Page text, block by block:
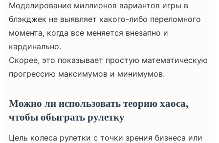
Моделирование миллионов вариантов игры в
блэкджек не выявляет какого-либо переломного
момента, когда все меняется внезапно и
кардинально.
Скорее, это показывает простую математическую
прогрессию максимумов и минимумов.
Можно ли использовать теорию хаоса,
чтобы обыграть рулетку
Цель колеса рулетки с точки зрения бизнеса или